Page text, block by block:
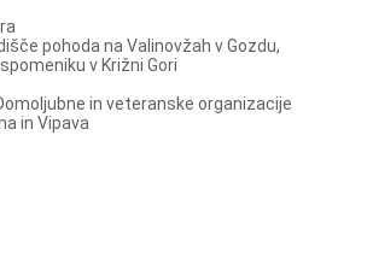
pohoda na Valinovžah v Gozdu,
v Križni Gori
in veteranske organizacije
in Vipava